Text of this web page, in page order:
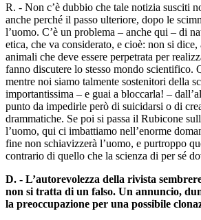
R. - Non c’è dubbio che tale notizia susciti
anche perché il passo ulteriore, dopo le
l’uomo. C’è un problema – anche qui – di
etica, che va considerato, e cioè: non si dice,
animali che deve essere perpetrata per
fanno discutere lo stesso mondo scientifico.
mentre noi siamo talmente sostenitori della
importantissima – e guai a bloccarla! –
punto da impedirle però di suicidarsi o di
drammatiche. Se poi si passa il Rubicone
l’uomo, qui ci imbattiamo nell’enorme
fine non schiavizzerà l’uomo, e purtroppo
contrario di quello che la scienza di per sé
D. - L’autorevolezza della rivista
non si tratta di un falso. Un annuncio,
la preoccupazione per una possibile